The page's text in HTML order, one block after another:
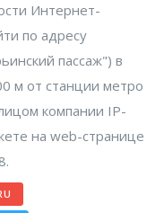
Интернет-
по адресу
пассаж") в
м от станции метро
компании IP-
на web-странице